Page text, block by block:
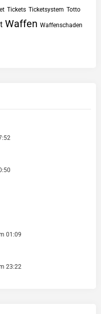
Tickets Ticketsystem Totto
Waffen Waffenschaden
01:09
23:22